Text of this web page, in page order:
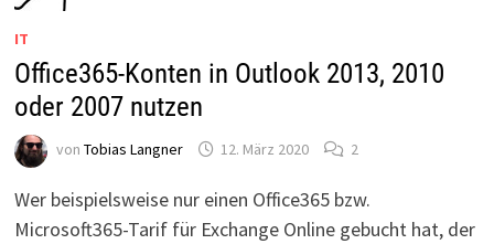
IT
Office365-Konten in Outlook 2013, 2010
oder 2007 nutzen
von Tobias Langner 12. März 2020 2
Wer beispielsweise nur einen Office365 bzw.
Microsoft365-Tarif für Exchange Online gebucht hat, der